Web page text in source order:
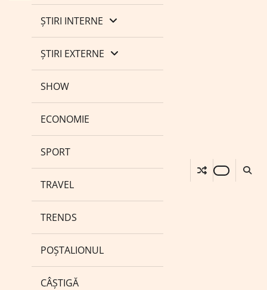
ȘTIRI INTERNE
ȘTIRI EXTERNE
SHOW
ECONOMIE
SPORT
TRAVEL
TRENDS
POȘTALIONUL
CÂȘTIGĂ